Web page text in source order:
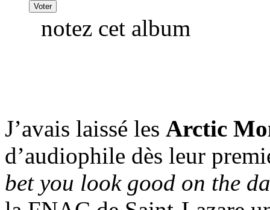
notez cet album
J’avais laissé les Arctic
d’audiophile dès leur
bet you look good on the